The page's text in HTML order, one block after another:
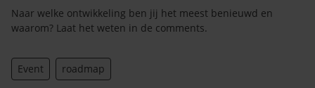
Naar welke ontwikkeling ben jij het meest benieuwd en
waarom? Laat het weten in de comments.
Event roadmap